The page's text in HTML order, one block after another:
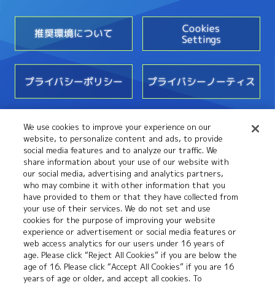
推奨環境について Cookies
Settings
プライバシーポリシー プライバシーノーティス
お問い合わせ
©本郷あきよし・フジテレビ・東映アニメーション
We use cookies to improve your experience on our
website, to personalize content and ads, to provide
social media features and to analyze our traffic. We
share information about your use of our website with
our social media, advertising and analytics partners,
who may combine it with other information that you
have provided to them or that they have collected from
your use of their services. We do not set and use
cookies for the purpose of improving your website
experience or advertisement or social media features or
web access analytics for our users under 16 years of
age. Please click “Reject All Cookies” if you are below the
age of 16. Please click “Accept All Cookies” if you are 16
years of age or older, and accept all cookies. To